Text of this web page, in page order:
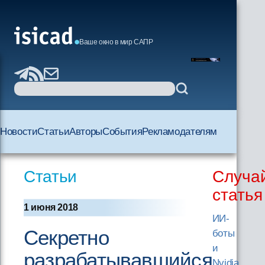
Ваше окно в мир САПР
НовостиСтатьиАвторыСобытияРекламодателям
Статьи
1 июня 2018
Секретно
разрабатывавшийся
статья
ИИ-
боты
и